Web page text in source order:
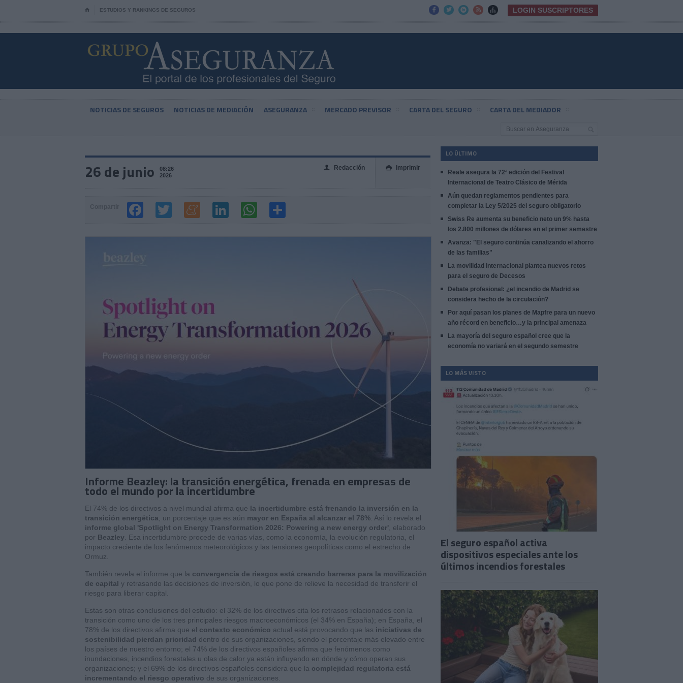
⌂ ESTUDIOS Y RANKINGS DE SEGUROS      LOGIN SUSCRIPTORES
NOTICIAS DE SEGUROS NOTICIAS DE MEDIACIÓN ASEGURANZA MERCADO PREVISOR CARTA DEL SEGURO CARTA DEL MEDIADOR
26 de junio
08:26
2026
 Imprimir
👤 Redacción
Informe Beazley: la transición energética, frenada en empresas de
todo el mundo por la incertidumbre
El 74% de los directivos a nivel mundial afirma que la incertidumbre está frenando la inversión en la
transición energética , un porcentaje que es aún mayor en España al alcanzar el 78% . Así lo revela el
informe global 'Spotlight on Energy Transformation 2026: Powering a new energy order' , elaborado
por Beazley . Esa incertidumbre procede de varias vías, como la economía, la evolución regulatoria, el
impacto creciente de los fenómenos meteorológicos y las tensiones geopolíticas como el estrecho de
Ormuz.
También revela el informe que la convergencia de riesgos está creando barreras para la movilización
de capital y retrasando las decisiones de inversión, lo que pone de relieve la necesidad de transferir el
riesgo para liberar capital.
Estas son otras conclusiones del estudio: el 32% de los directivos cita los retrasos relacionados con la
transición como uno de los tres principales riesgos macroeconómicos (el 34% en España); en España, el
78% de los directivos afirma que el contexto económico actual está provocando que las iniciativas de
sostenibilidad pierdan prioridad dentro de sus organizaciones, siendo el porcentaje más elevado entre
los países de nuestro entorno; el 74% de los directivos españoles afirma que fenómenos como
inundaciones, incendios forestales u olas de calor ya están influyendo en dónde y cómo operan sus
organizaciones; y el 69% de los directivos españoles considera que la complejidad regulatoria está
incrementando el riesgo operativo de sus organizaciones.
LO ÚLTIMO
Reale asegura la 72ª edición del Festival
Internacional de Teatro Clásico de Mérida
Aún quedan reglamentos pendientes para
completar la Ley 5/2025 del seguro obligatorio
Swiss Re aumenta su beneficio neto un 9% hasta
los 2.800 millones de dólares en el primer semestre
Avanza: "El seguro continúa canalizando el ahorro
de las familias"
La movilidad internacional plantea nuevos retos
para el seguro de Decesos
Debate profesional: ¿el incendio de Madrid se
considera hecho de la circulación?
Por aquí pasan los planes de Mapfre para un nuevo
año récord en beneficio…y la principal amenaza
La mayoría del seguro español cree que la
economía no variará en el segundo semestre
LO MÁS VISTO
El seguro español activa
dispositivos especiales ante los
últimos incendios forestales